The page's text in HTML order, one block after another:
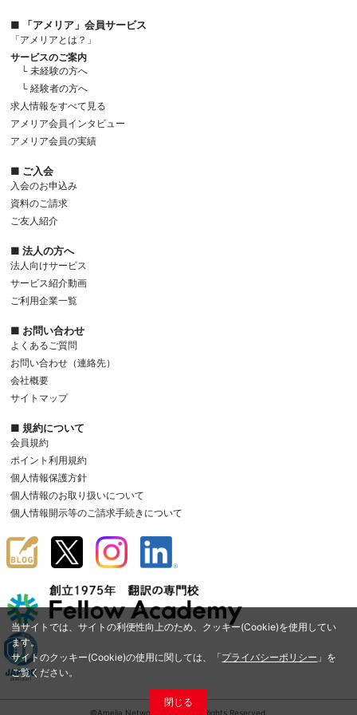
当サイトでは、サイトの利便性向上のため、クッキー(Cookie)を使用してい
ます。
サイトのクッキー(Cookie)の使用に関しては、「プライバシーポリシー 」を
ご覧ください。
閉じる
■ 「アメリア」会員サービス
「アメリアとは？」
サービスのご案内
└ 未経験の方へ
└ 経験者の方へ
求人情報をすべて見る
アメリア会員インタビュー
アメリア会員の実績
■ ご入会
入会のお申込み
資料のご請求
ご友人紹介
■ 法人の方へ
法人向けサービス
サービス紹介動画
ご利用企業一覧
■ お問い合わせ
よくあるご質問
お問い合わせ（連絡先）
会社概要
サイトマップ
■ 規約について
会員規約
ポイント利用規約
個人情報保護方針
個人情報のお取り扱いについて
個人情報開示等のご請求手続きについて
©Amelia Network Co.,Ltd. All Rights Reserved.